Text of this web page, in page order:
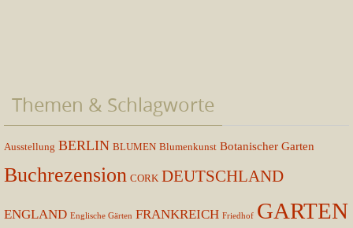
Themen & Schlagworte
Ausstellung BERLIN BLUMEN Blumenkunst Botanischer Garten
Buchrezension CORK DEUTSCHLAND
ENGLAND Englische Gärten FRANKREICH Friedhof GARTEN